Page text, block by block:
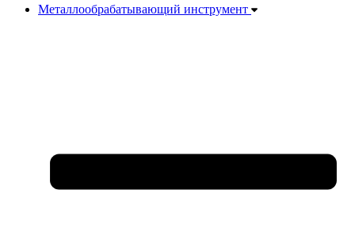
Металлообрабатывающий инструмент